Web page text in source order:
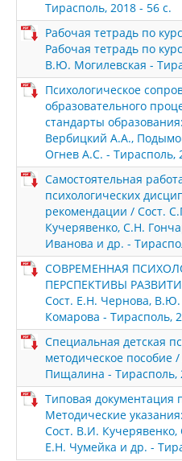
Тирасполь, 2018 - 56 с.
Рабочая тетрадь по
Рабочая тетрадь по
В.Ю. Могилевская -
Психологическое
образовательного
стандарты
Вербицкий А.А.,
Огнев А.С. - Тирасполь,
Самостоятельная
психологических
рекомендации / Сост.
Кучерявенко, С.Н.
Иванова и др. -
СОВРЕМЕННАЯ
ПЕРСПЕКТИВЫ
Сост. Е.Н. Чернова, В.Ю.
Комарова - Тирасполь,
Специальная детская
методическое пособие
Пищалина - Тирасполь,
Типовая документация
Методические
Сост. В.И.
Е.Н. Чумейка и др. -